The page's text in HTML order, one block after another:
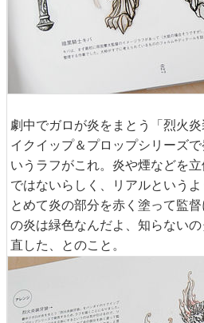
劇中でガロが炎をまとう「烈火
イクイップ＆プロップシリーズ
いうラフがこれ。炎や煙などを
ではないらしく、リアルという
とめて炎の部分を赤く塗って監
の炎は緑色なんだよ、知らない
直した、とのこと。